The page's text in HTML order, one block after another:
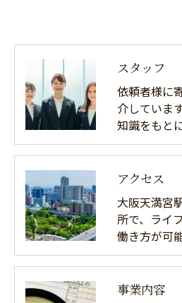
スタッフ
依頼者様に
介していま
知識をもと
アクセス
大阪天満宮
所で、ライ
働き方が可
事業内容